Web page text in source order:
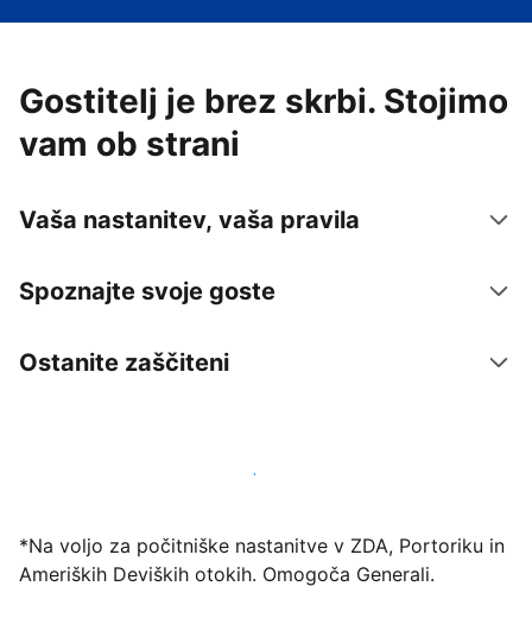
Gostitelj je brez skrbi. Stojimo
vam ob strani
Vaša nastanitev, vaša pravila
Spoznajte svoje goste
Ostanite zaščiteni
Danes ponudite nastanitev prek naše platforme
*Na voljo za počitniške nastanitve v ZDA, Portoriku in
Ameriških Deviških otokih. Omogoča Generali.